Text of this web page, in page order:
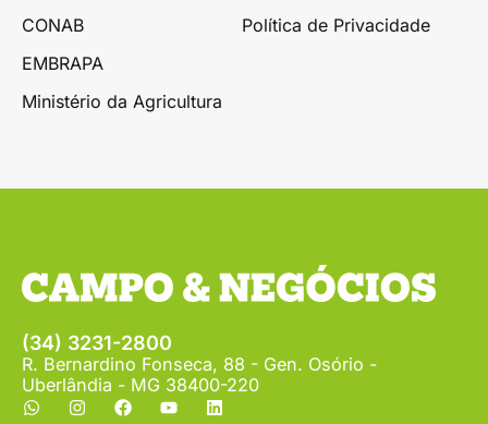
CONAB
EMBRAPA
Ministério da Agricultura
Política de Privacidade
(34) 3231-2800
R. Bernardino Fonseca, 88 - Gen. Osório -
Uberlândia - MG 38400-220